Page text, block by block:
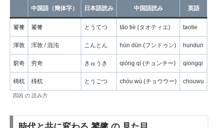
中国語（簡体字） 日本語読み 中国語読み 英語
饕餮 饕餮 とうてつ tāo tiè (タオティエ) taotie
渾敦 浑敦 / 混沌 こんとん hún dūn (フンドゥン) hundun
窮奇 穷奇 きゅうき qióng qí (チョンチー) qiongqi
檮杌 梼杌 とうごつ chóu wù (チョウウー) chouwu
四凶 の 読み方